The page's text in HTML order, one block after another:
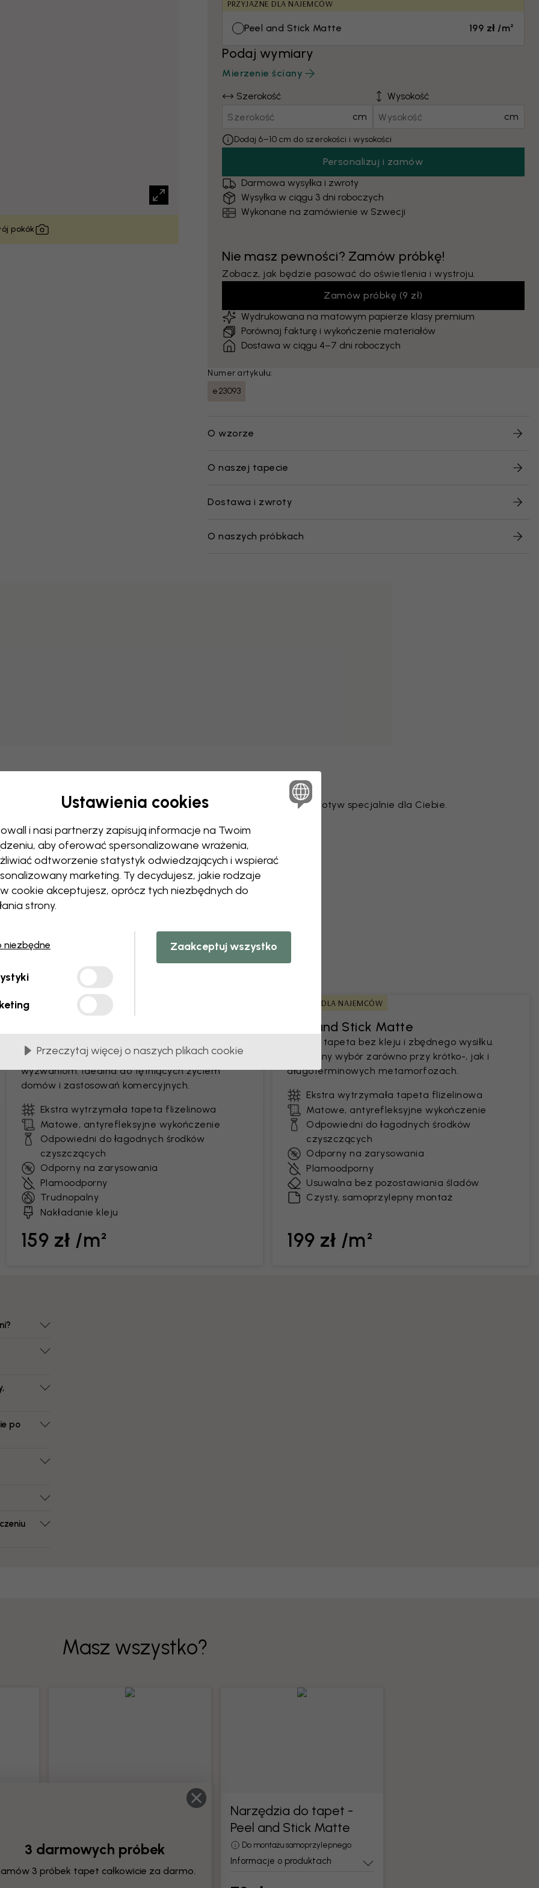
pokók
PRZYJAZNE DLA NAJEMCÓW
Peel and Stick Matte 199 zł /m²
Podaj wymiary
Mierzenie ściany
Szerokość
cm
Wysokość
cm
Dodaj 6–10 cm do szerokości i wysokości
Personalizuj i zamów
Darmowa wysyłka i zwroty
Wysyłka w ciągu 3 dni roboczych
Wykonane na zamówienie w Szwecji
Nie masz pewności? Zamów próbkę!
Zobacz, jak będzie pasować do oświetlenia i wystroju.
Zamów próbkę (9 zł)
Wydrukowana na matowym papierze klasy premium
Porównaj fakturę i wykończenie materiałów
Dostawa w ciągu 4–7 dni roboczych
Numer artykułu:
e23093
O wzorze
O naszej tapecie
Dostawa i zwroty
O naszych próbkach
Zespół projektantów dostosuje każdy motyw specjalnie dla Ciebie.
Dodaj lub usuń obiekt
Spersonalizuj szczegół
Stwórz własną fototapetę ze zdjęcia
Poproś o zmiany
PCV Dostarczane w brytach o szerokości 45 cm
NAJPOPULARNIEJSZE
powierzchnią, która sprosta codziennym
wyzwaniom. Idealna do tętniących życiem
domów i zastosowań komercyjnych.
Ekstra wytrzymała tapeta flizelinowa
Matowe, antyrefleksyjne wykończenie
Odpowiedni do łagodnych środków
czyszczących
Odporny na zarysowania
Plamoodporny
Trudnopalny
Nakładanie kleju
159 zł /m²
PRZYJAZNE DLA NAJEMCÓW
Peel and Stick Matte
Trwała tapeta bez kleju i zbędnego wysiłku.
Popularny wybór zarówno przy krótko-, jak i
długoterminowych metamorfozach.
Ekstra wytrzymała tapeta flizelinowa
Matowe, antyrefleksyjne wykończenie
Odpowiedni do łagodnych środków
czyszczących
Odporny na zarysowania
Plamoodporny
Usuwalna bez pozostawiania śladów
Czysty, samoprzylepny montaż
199 zł /m²
po
Masz wszystko?
Informacje o produktach
Narzędzia do tapet -
Peel and Stick Matte
Do montażu samoprzylepnego
Informacje o produktach
3 darmowych próbek
3 próbek tapet całkowicie za darmo.
Ustawienia cookies
i nasi partnerzy zapisują informacje na Twoim
aby oferować spersonalizowane wrażenia,
odtworzenie statystyk odwiedzających i wspierać
marketing. Ty decydujesz, jakie rodzaje
cookie akceptujesz, oprócz tych niezbędnych do
strony.
niezbędne Zaakceptuj wszystko
Przeczytaj więcej o naszych plikach cookie